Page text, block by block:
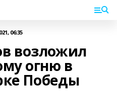
06:35
возложил
огню в
Победы